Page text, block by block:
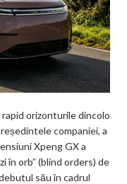
orizonturile dincolo
companiei, a
Xpeng GX a
în orb” (blind orders) de
său în cadrul